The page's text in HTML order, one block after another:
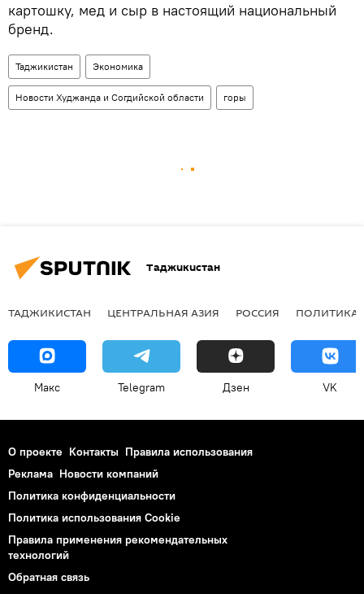
картошку, мед и сыр в настоящий национальный
бренд.
Таджикистан Экономика
Новости Худжанда и Согдийской области горы
Таджикистан
ТАДЖИКИСТАН ЦЕНТРАЛЬНАЯ АЗИЯ РОССИЯ ПОЛИТИКА
Макс Telegram Дзен VK
О проекте Контакты Правила использования
Реклама Новости компаний
Политика конфиденциальности
Политика использования Cookie
Правила применения рекомендательных
технологий
Обратная связь